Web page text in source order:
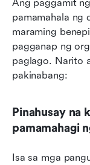
Ang paggamit
pamamahala ng
maraming
pagganap ng
paglago. Narito
pakinabang:
Pinahusay na
pamamahagi
Isa sa mga